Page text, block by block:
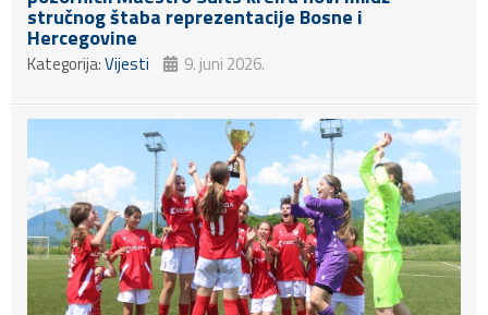
stručnog štaba reprezentacije Bosne i
Hercegovine
Kategorija:Vijesti 9. juni 2026.